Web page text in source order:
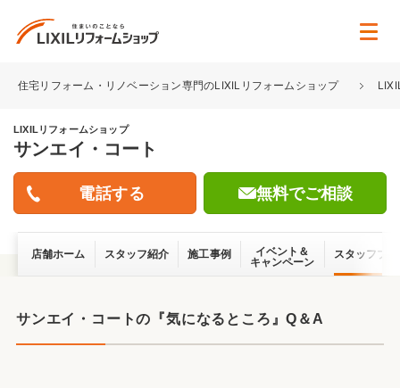
住宅リフォーム・リノベーション専門のLIXILリフォームショップ
LIXILリフォームショップ
サンエイ・コート
無料でご相談
店舗ホーム スタッフ紹介 施工事例
イベント＆
キャンペーン
スタッフブ
サンエイ・コートの『気になるところ』Q＆A